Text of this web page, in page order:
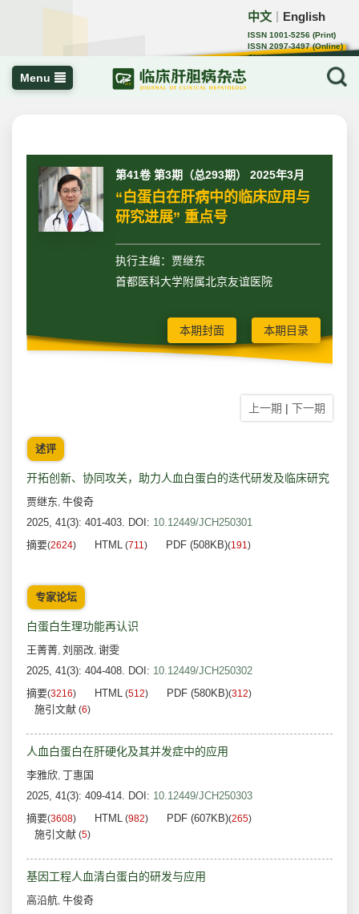
中文 English
ISSN 1001-5256 (Print)
ISSN 2097-3497 (Online)
CN 22-1108/R
Menu
第41卷 第3期（总293期） 2025年3月
“白蛋白在肝病中的临床应用与
研究进展” 重点号
执行主编：贾继东
首都医科大学附属北京友谊医院
本期封面 本期目录
上一期 | 下一期
述评
开拓创新、协同攻关，助力人血白蛋白的迭代研发及临床研究
贾继东, 牛俊奇
2025, 41(3): 401-403. DOI: 10.12449/JCH250301
摘要(2624) HTML (711) PDF (508KB)(191)
专家论坛
白蛋白生理功能再认识
王菁菁, 刘丽改, 谢雯
2025, 41(3): 404-408. DOI: 10.12449/JCH250302
摘要(3216) HTML (512) PDF (580KB)(312)
施引文献 (6)
人血白蛋白在肝硬化及其并发症中的应用
李雅欣, 丁惠国
2025, 41(3): 409-414. DOI: 10.12449/JCH250303
摘要(3608) HTML (982) PDF (607KB)(265)
施引文献 (5)
基因工程人血清白蛋白的研发与应用
高沿航, 牛俊奇